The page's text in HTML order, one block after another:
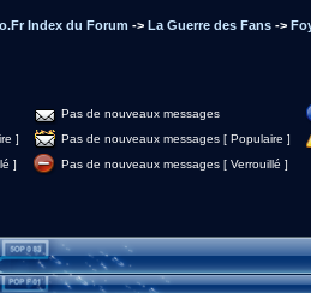
Index du Forum -> La Guerre des Fans ->
Pas de nouveaux messages
]
Pas de nouveaux messages [ Populaire ]
]
Pas de nouveaux messages [ Verrouillé ]